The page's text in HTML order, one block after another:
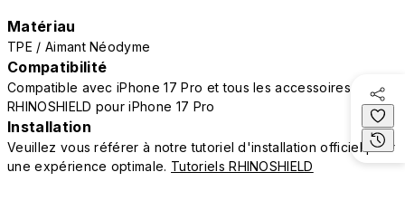
Matériau
TPE / Aimant Néodyme
Compatibilité
Compatible avec iPhone 17 Pro et tous les accessoires
RHINOSHIELD pour iPhone 17 Pro
Installation
Veuillez vous référer à notre tutoriel d'installation officiel pour
une expérience optimale. Tutoriels RHINOSHIELD